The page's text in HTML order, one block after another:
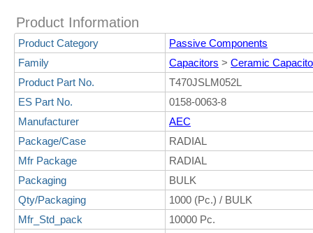
Product Information
Product Category
Passive Components
Family
Capacitors > Ceramic
Product Part No.
T470JSLM052L
ES Part No.
0158-0063-8
Manufacturer
AEC
Package/Case
RADIAL
Mfr Package
RADIAL
Packaging
BULK
Qty/Packaging
1000 (Pc.) / BULK
Mfr_Std_pack
10000 Pc.